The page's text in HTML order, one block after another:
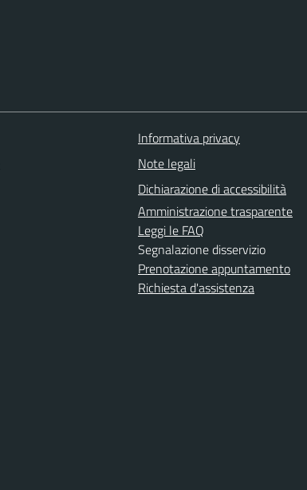
Informativa privacy
Note legali
Dichiarazione di accessibilità
Amministrazione trasparente
Leggi le FAQ
Segnalazione disservizio
Prenotazione appuntamento
Richiesta d'assistenza